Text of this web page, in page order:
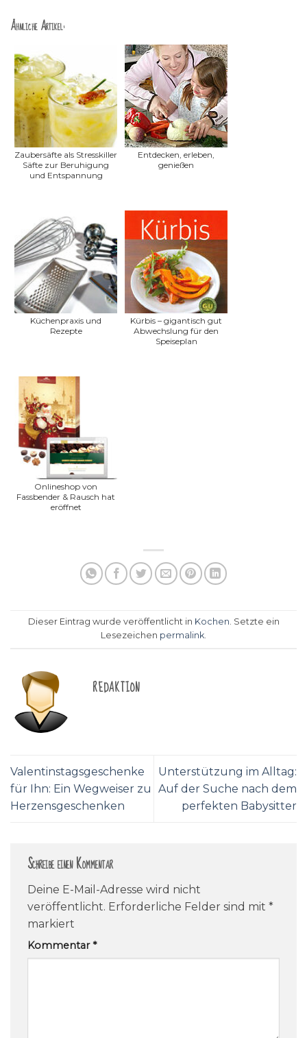
Ähnliche Artikel:
Zaubersäfte als Stresskiller
Säfte zur Beruhigung
und Entspannung
Entdecken, erleben,
genießen
Küchenpraxis und
Rezepte
Kürbis – gigantisch gut
Abwechslung für den
Speiseplan
Onlineshop von
Fassbender & Rausch hat
eröffnet
Dieser Eintrag wurde veröffentlicht in Kochen. Setzte ein
Lesezeichen permalink.
REDAKTION
Valentinstagsgeschenke
für Ihn: Ein Wegweiser zu
Herzensgeschenken
Unterstützung im Alltag:
Auf der Suche nach dem
perfekten Babysitter
Schreibe einen Kommentar
Deine E-Mail-Adresse wird nicht
veröffentlicht. Erforderliche Felder sind mit *
markiert
Kommentar*